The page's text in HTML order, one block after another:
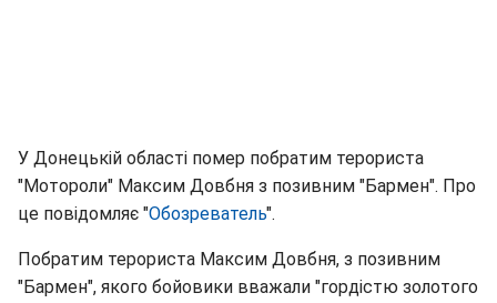
У Донецькій області помер побратим терориста
"Мотороли" Максим Довбня з позивним "Бармен". Про
це повідомляє "Обозреватель".
Побратим терориста Максим Довбня, з позивним
"Бармен", якого бойовики вважали "гордістю золотого